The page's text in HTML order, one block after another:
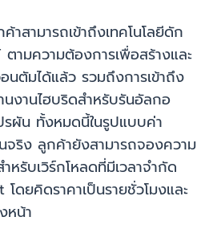
สามารถเข้าถึงเทคโนโลยีดัก
ามความต้องการเพื่อสร้างและ
นตัมได้แล้ว รวมถึงการเข้าถึง
งานไฮบริดสำหรับรันอัลกอ
ผัน ทั้งหมดนี้ในรูปแบบค่า
จริง ลูกค้ายังสามารถจองความ
หรับเวิร์กโหลดที่มีเวลาจำกัด
ดยคิดราคาเป็นรายชั่วโมงและ
หน้า